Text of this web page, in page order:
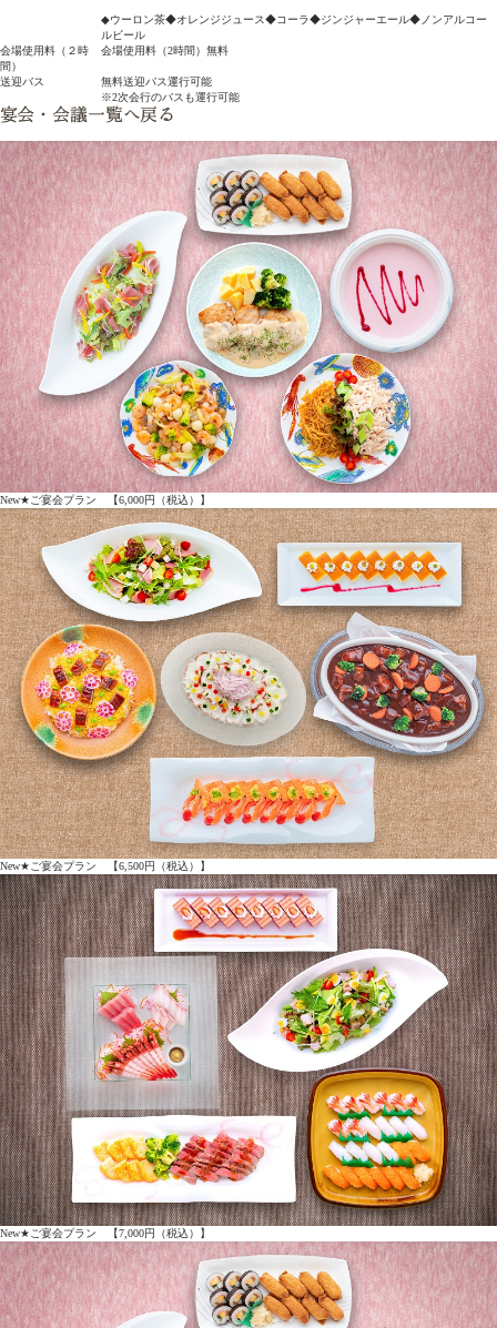
◆ウーロン茶◆オレンジジュース◆コーラ◆ジンジャーエール◆ノンアルコー
ルビール
会場使用料（２時
間）
会場使用料（2時間）無料
送迎バス
無料送迎バス運行可能
※2次会行のバスも運行可能
New★ご宴会プラン 【6,000円（税込）】
New★ご宴会プラン 【6,500円（税込）】
New★ご宴会プラン 【7,000円（税込）】